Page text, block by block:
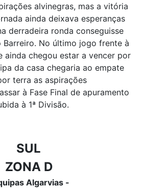
alvinegras, mas a vitória
ainda deixava esperanças
derradeira ronda conseguisse
Barreiro. No último jogo frente à
ainda chegou estar a vencer por
da casa chegaria ao empate
terra as aspirações
à Fase Final de apuramento
à 1ª Divisão.
SUL
ZONA D
Algarvias -